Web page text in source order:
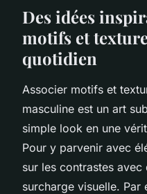
Des idées
motifs et
quotidien
Associer motifs et
masculine est un art
simple look en une
Pour y parvenir avec
sur les contrastes
surcharge visuelle. Par